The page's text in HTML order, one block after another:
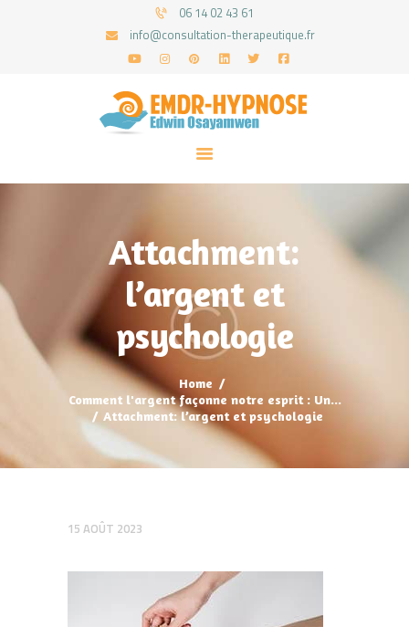
06 14 02 43 61
info@consultation-therapeutique.fr
Attachment:
l’argent et
psychologie
Home
Comment l'argent façonne notre esprit : Un...
Attachment: l’argent et psychologie
ACCUEIL
MON APPROCHE
ARTICLES
CONSULTATIONS
PRENEZ UN RDV
15 AOÛT 2023